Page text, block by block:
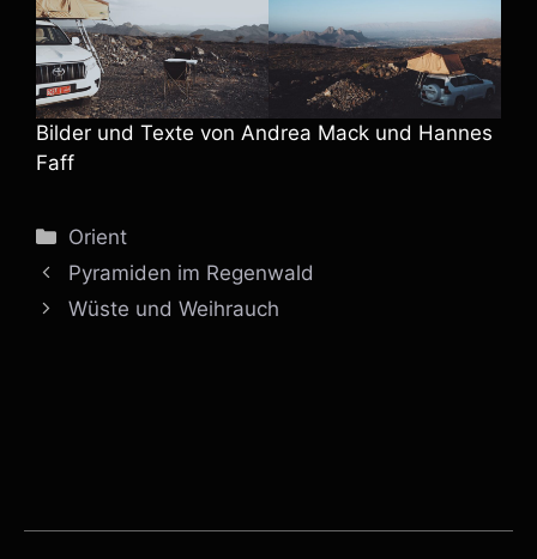
Bilder und Texte von Andrea Mack und Hannes
Faff
Kategorien
Orient
Pyramiden im Regenwald
Wüste und Weihrauch